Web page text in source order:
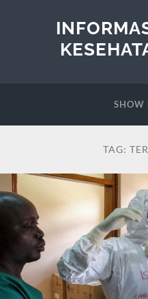
SHOW
TAG: